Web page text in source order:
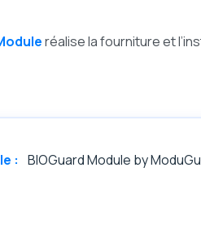
réalise la fourniture et
: BIOGuard Module by